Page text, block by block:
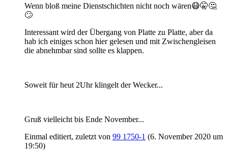
Wenn bloß meine Dienstschichten nicht noch wären😷🤫🤔
🙄
Interessant wird der Übergang von Platte zu Platte, aber da
hab ich einiges schon hier gelesen und mit Zwischengleisen
die abnehmbar sind sollte es klappen.
Soweit für heut 2Uhr klingelt der Wecker...
Gruß vielleicht bis Ende November...
Einmal editiert, zuletzt von 99 1750-1 (6. November 2020 um
19:50)